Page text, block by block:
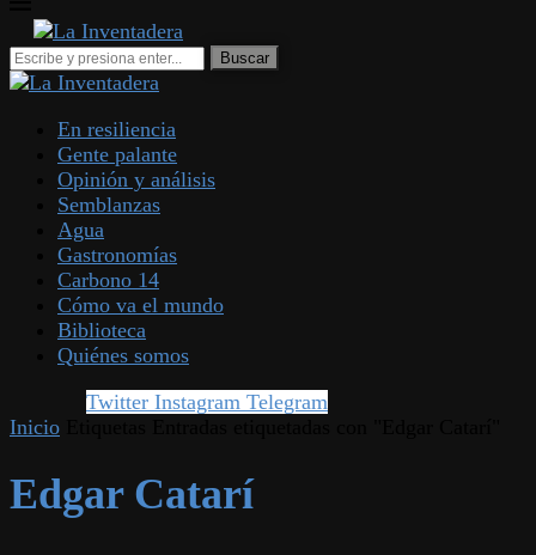
En resiliencia
Gente palante
Opinión y análisis
Semblanzas
Agua
Gastronomías
Carbono 14
Cómo va el mundo
Biblioteca
Quiénes somos
Twitter Instagram Telegram
Inicio
Edgar Catarí